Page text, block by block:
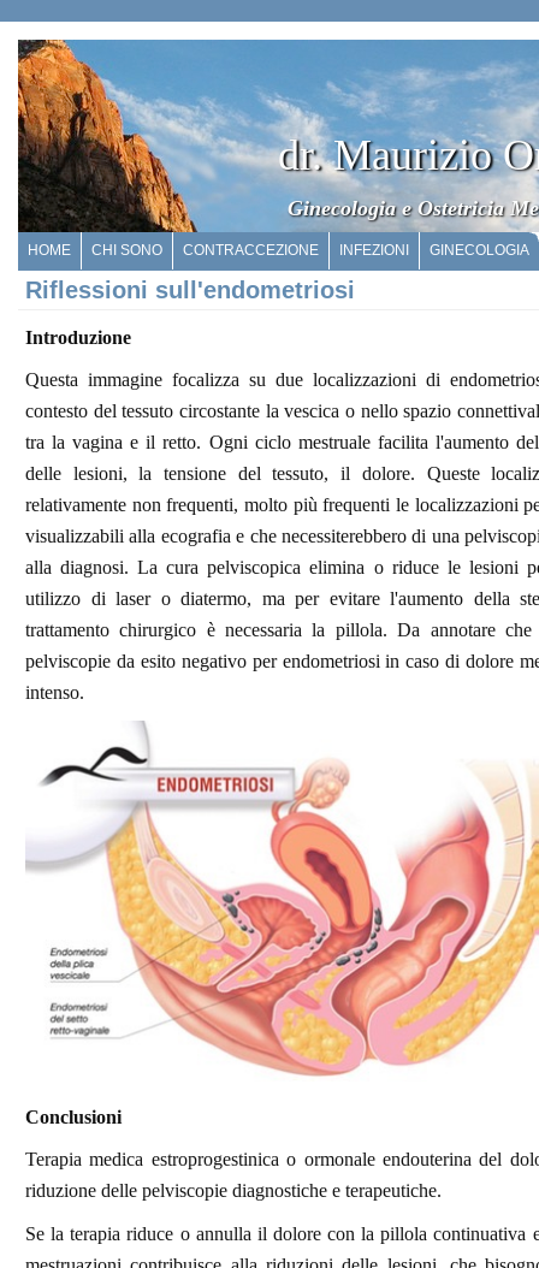
dr. Maurizio
Ginecologia e Ostetricia
HOME CHI SONO CONTRACCEZIONE INFEZIONI GINECOLOGIA
Riflessioni sull'endometriosi
Introduzione
Questa immagine focalizza su due localizzazioni di
contesto del tessuto circostante la vescica o nello spazio
tra la vagina e il retto. Ogni ciclo mestruale facilita l'aumento
delle lesioni, la tensione del tessuto, il dolore. Queste
relativamente non frequenti, molto più frequenti le localizzazioni
visualizzabili alla ecografia e che necessiterebbero di una
alla diagnosi. La cura pelviscopica elimina o riduce le lesioni
utilizzo di laser o diatermo, ma per evitare l'aumento della
trattamento chirurgico è necessaria la pillola. Da annotare
pelviscopie da esito negativo per endometriosi in caso di dolore
intenso.
Conclusioni
Terapia medica estroprogestinica o ormonale endouterina del
riduzione delle pelviscopie diagnostiche e terapeutiche.
Se la terapia riduce o annulla il dolore con la pillola continuativa